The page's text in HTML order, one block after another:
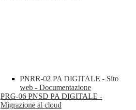
PNRR-02 PA DIGITALE - Sito
web - Documentazione
PRG-06 PNSD PA DIGITALE -
Migrazione al cloud